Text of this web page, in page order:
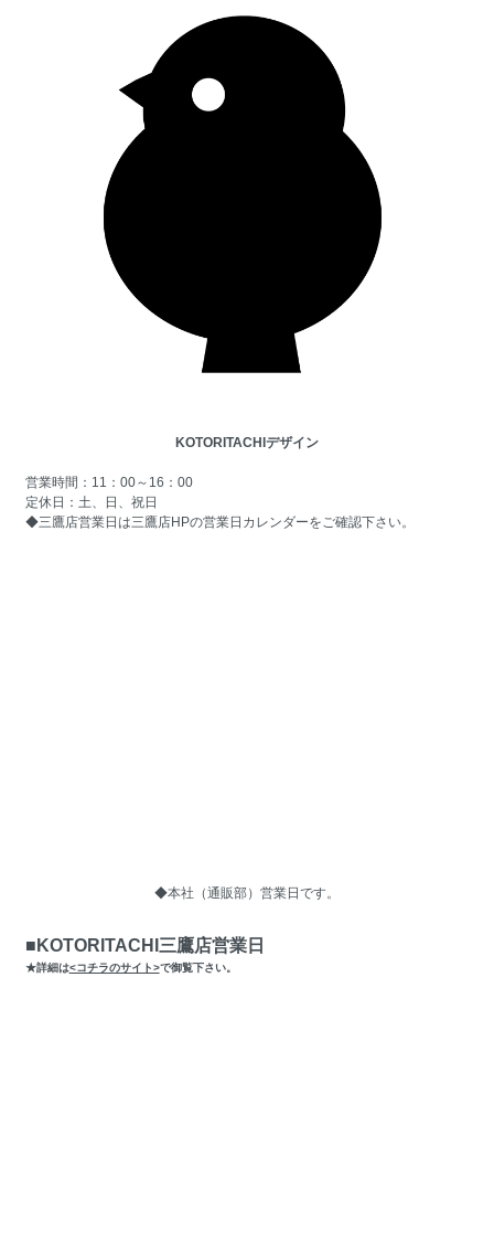
KOTORITACHIデザイン
営業時間：11：00～16：00
定休日：土、日、祝日
◆三鷹店営業日は三鷹店HPの営業日カレンダーをご確認下さい。
◆本社（通販部）営業日です。
■KOTORITACHI三鷹店営業日
★詳細は<コチラのサイト>で御覧下さい。